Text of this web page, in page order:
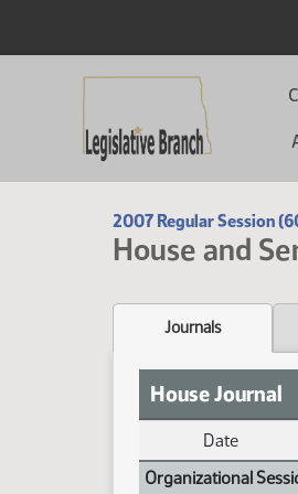
2007 Regular Session
House and
Journals
House Journal
Journal Index
Date
Organizational